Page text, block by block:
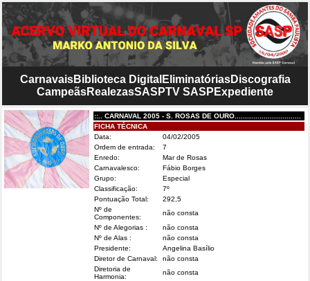
CarnavaisBiblioteca Digital EliminatóriasDiscografia
CampeãsRealezasSASPTV SASP Expediente
::.. CARNAVAL 2005 - S. ROSAS DE OURO................................
FICHA TÉCNICA
Data:
04/02/2005
Ordem de entrada:
7
Enredo:
Mar de Rosas
Carnavalesco:
Fábio Borges
Grupo:
Especial
Classificação:
7º
Pontuação Total:
292,5
Nº de
Componentes:
não consta
Nº de Alegorias :
não consta
Nº de Alas :
não consta
Presidente:
Angelina Basílio
Diretor de Carnaval:
não consta
Diretoria de
Harmonia:
não consta